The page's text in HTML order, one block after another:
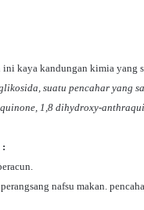
ini kaya kandungan kimia yang
suatu pencahar yang
1,8 dihydroxy-
:
nafsu makan.